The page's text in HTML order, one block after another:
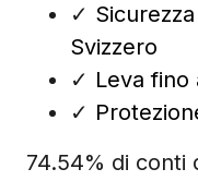
✓
Svizzero
✓ Leva fino
✓
74.54% di conti